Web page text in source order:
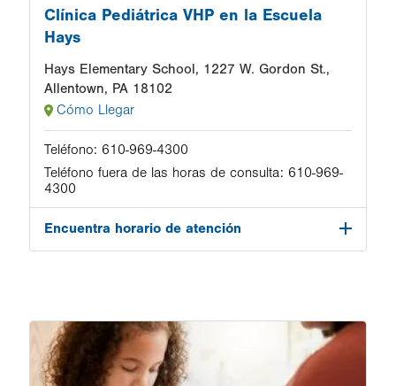
Clínica Pediátrica VHP en la Escuela
Hays
Hays Elementary School, 1227 W. Gordon St.,
Allentown, PA 18102
Cómo Llegar
Teléfono: 610-969-4300
Teléfono fuera de las horas de consulta: 610-969-
4300
Encuentra horario de atención
Image